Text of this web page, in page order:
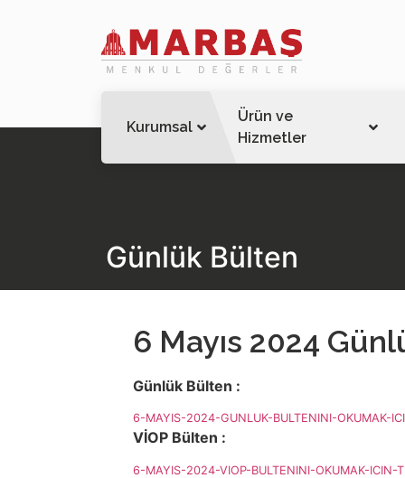
Kurumsal
Ürün ve
Hizmetler
Günlük Bülten
6 Mayıs 2024
Günlük Bülten :
6-MAYIS-2024-GUNLUK-BULTENINI-OKUMAK-
VİOP Bülten :
6-MAYIS-2024-VIOP-BULTENINI-OKUMAK-ICIN-